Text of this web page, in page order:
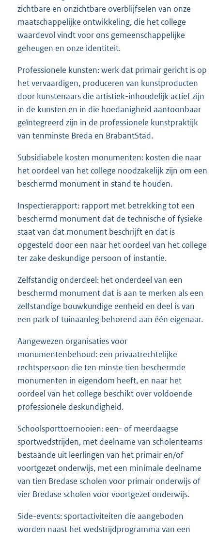
zichtbare en onzichtbare overblijfselen van onze
maatschappelijke ontwikkeling, die het college
waardevol vindt voor ons gemeenschappelijke
geheugen en onze identiteit.
Professionele kunsten: werk dat primair gericht is op
het vervaardigen, produceren van kunstproducten
door kunstenaars die artistiek-inhoudelijk actief zijn
in de kunsten en in die hoedanigheid aantoonbaar
geïntegreerd zijn in de professionele kunstpraktijk
van tenminste Breda en BrabantStad.
Subsidiabele kosten monumenten: kosten die naar
het oordeel van het college noodzakelijk zijn om een
beschermd monument in stand te houden.
Inspectierapport: rapport met betrekking tot een
beschermd monument dat de technische of fysieke
staat van dat monument beschrijft en dat is
opgesteld door een naar het oordeel van het college
ter zake deskundige persoon of instantie.
Zelfstandig onderdeel: het onderdeel van een
beschermd monument dat is aan te merken als een
zelfstandige bouwkundige eenheid en deel is van
een park of tuinaanleg behorend aan één eigenaar.
Aangewezen organisaties voor
monumentenbehoud: een privaatrechtelijke
rechtspersoon die ten minste tien beschermde
monumenten in eigendom heeft, en naar het
oordeel van het college beschikt over voldoende
professionele deskundigheid.
Schoolsporttoernooien: een- of meerdaagse
sportwedstrijden, met deelname van scholenteams
bestaande uit leerlingen van het primair en/of
voortgezet onderwijs, met een minimale deelname
van tien Bredase scholen voor primair onderwijs of
vier Bredase scholen voor voortgezet onderwijs.
Side-events: sportactiviteiten die aangeboden
worden naast het wedstrijdprogramma van een